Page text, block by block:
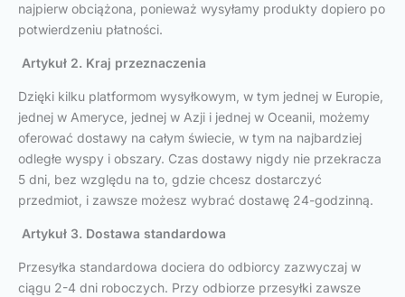
najpierw obciążona, ponieważ wysyłamy produkty dopiero po
potwierdzeniu płatności.
Artykuł 2. Kraj przeznaczenia
Dzięki kilku platformom wysyłkowym, w tym jednej w Europie,
jednej w Ameryce, jednej w Azji i jednej w Oceanii, możemy
oferować dostawy na całym świecie, w tym na najbardziej
odległe wyspy i obszary. Czas dostawy nigdy nie przekracza
5 dni, bez względu na to, gdzie chcesz dostarczyć
przedmiot, i zawsze możesz wybrać dostawę 24-godzinną.
Artykuł 3. Dostawa standardowa
Przesyłka standardowa dociera do odbiorcy zazwyczaj w
ciągu 2-4 dni roboczych. Przy odbiorze przesyłki zawsze